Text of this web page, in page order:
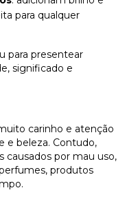
para qualquer
para presentear
significado e
carinho e atenção
e beleza. Contudo,
causados por mau uso,
produtos